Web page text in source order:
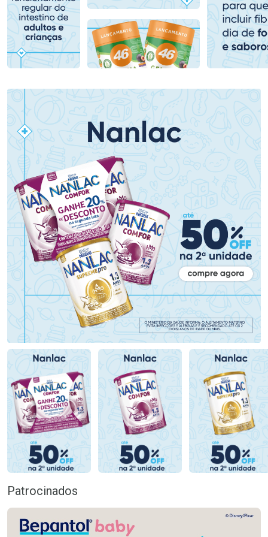
Comprar sem Desconto
Por R$ 80,99/cada
Comprar sem Desconto
Por R$ 80,99/cada
Comprar sem Desconto
Por R$ 79,19/cada
Comprar sem Desconto
Por R$ 79,19/cada
Patrocinados